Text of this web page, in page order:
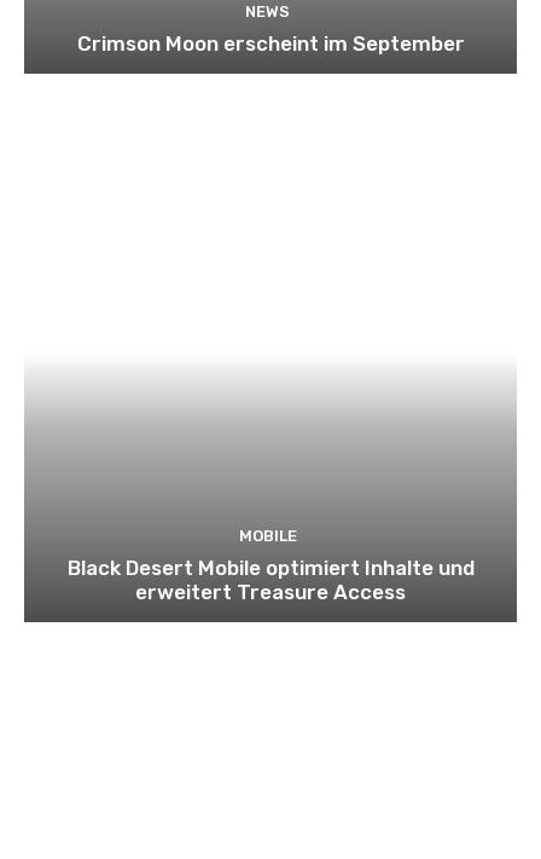
NEWS
Crimson Moon erscheint im September
MOBILE
Black Desert Mobile optimiert Inhalte und
erweitert Treasure Access